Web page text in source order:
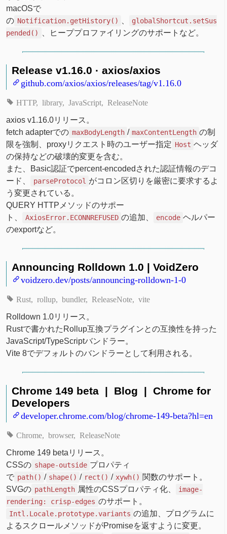
macOSで
の Notification.getHistory()
globalShortcut.setSus
pended()
、ヒーププロファイリングのサポートなど。
Release v1.16.0 · axios/axios
github.com/axios/axios/releases/tag/v1.16.0
HTTP library JavaScript ReleaseNote
axios v1.16.0リリース。
fetch adapterでの maxBodyLength / maxContentLength の制
限を強制、proxyリクエスト時のユーザー指定 Host ヘッダ
の保持などの破壊的変更を含む。
また、Basic認証でpercent-encodedされた認証情報のデコ
ード、
parseProtocol がコロン区切りを厳密に要求するよ
う変更されている。
QUERY HTTPメソッドのサポー
ト、
AxiosError.ECONNREFUSED の追加、 encode ヘルパー
のexportなど。
Announcing Rolldown 1.0 | VoidZero
voidzero.dev/posts/announcing-rolldown-1-0
Rust rollup bundler ReleaseNote vite
Rolldown 1.0リリース。
Rustで書かれたRollup互換プラグインとの互換性を持った
JavaScript/TypeScriptバンドラー。
Vite 8でデフォルトのバンドラーとして利用される。
Chrome 149 beta | Blog | Chrome for
Developers
developer.chrome.com/blog/chrome-149-beta?hl=en
Chrome browser ReleaseNote
Chrome 149 betaリリース。
CSSの shape-outside プロパティ
で path() / shape() / rect() / xywh() 関数のサポート。
SVGの pathLength 属性のCSSプロパティ化、
image-
rendering: crisp-edges のサポート。
Intl.Locale.prototype.variants の追加、プログラムに
よるスクロールメソッドがPromiseを返すように変更。